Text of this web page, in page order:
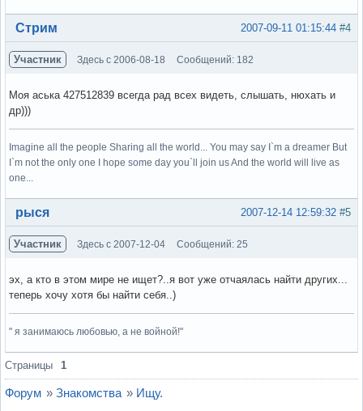
Вне форума #4
2007-09-11 01:15:44
Стрим
Участник Здесь с 2006-08-18 Сообщений: 182
Моя аська 427512839 всегда рад всех видеть, слышать, нюхать и
др)))
Imagine all the people Sharing all the world... You may say I`m a dreamer But
I`m not the only one I hope some day you`ll join us And the world will live as
one...
Вне форума #5
2007-12-14 12:59:32
рыся
Участник Здесь с 2007-12-04 Сообщений: 25
эх, а кто в этом мире не ищет?..я вот уже отчаялась найти других...
теперь хочу хотя бы найти себя..)
" я занимаюсь любовью, а не войной!"
Вне форума
Страницы 1
Форум » Знакомства » Ищу.